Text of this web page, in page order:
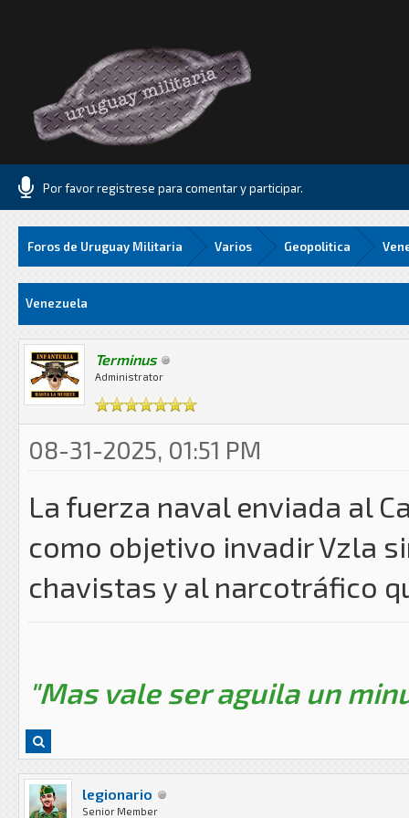
Por favor registrese para comentar y participar.
Foros de Uruguay Militaria Varios Geopolitica
Venezuela
Terminus
Administrator
08-31-2025, 01:51 PM
La fuerza naval enviada al
como objetivo invadir Vzla
chavistas y al narcotráfico
"Mas vale ser aguila un
legionario
Senior Member